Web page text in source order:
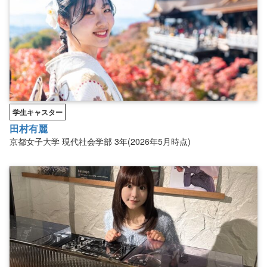
学生キャスター
田村有麗
京都女子大学 現代社会学部 3年(2026年5月時点)